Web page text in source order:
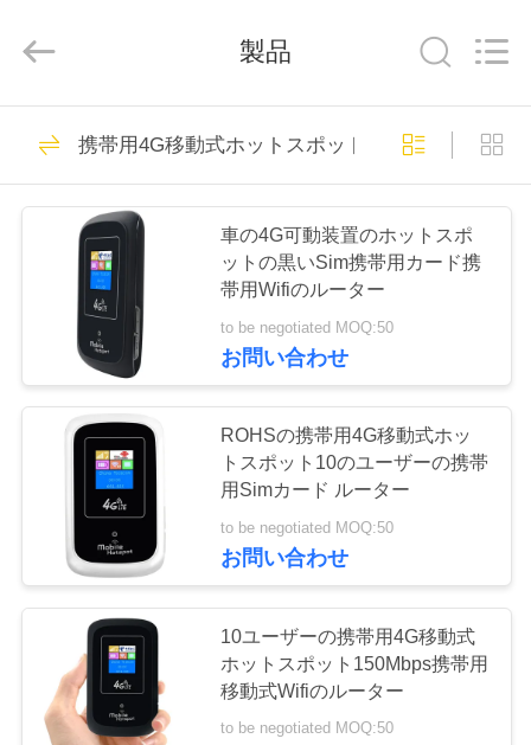
プ
ト
に
Shenzhen
Tuoshi
Co.,
WiFi LTEのルーター
4G LTEのルーター
300Mbps
62
LTEのルーターVolte
38
製品
携帯用4G移動式ホットスポット
車の4G可動装置のホットスポ
ットの黒いSim携帯用カード携
帯用Wifiのルーター
to be negotiated MOQ:50
お問い合わせ
ROHSの携帯用4G移動式ホッ
トスポット10のユーザーの携帯
用Simカード ルーター
to be negotiated MOQ:50
お問い合わせ
10ユーザーの携帯用4G移動式
ホットスポット150Mbps携帯用
移動式Wifiのルーター
to be negotiated MOQ:50